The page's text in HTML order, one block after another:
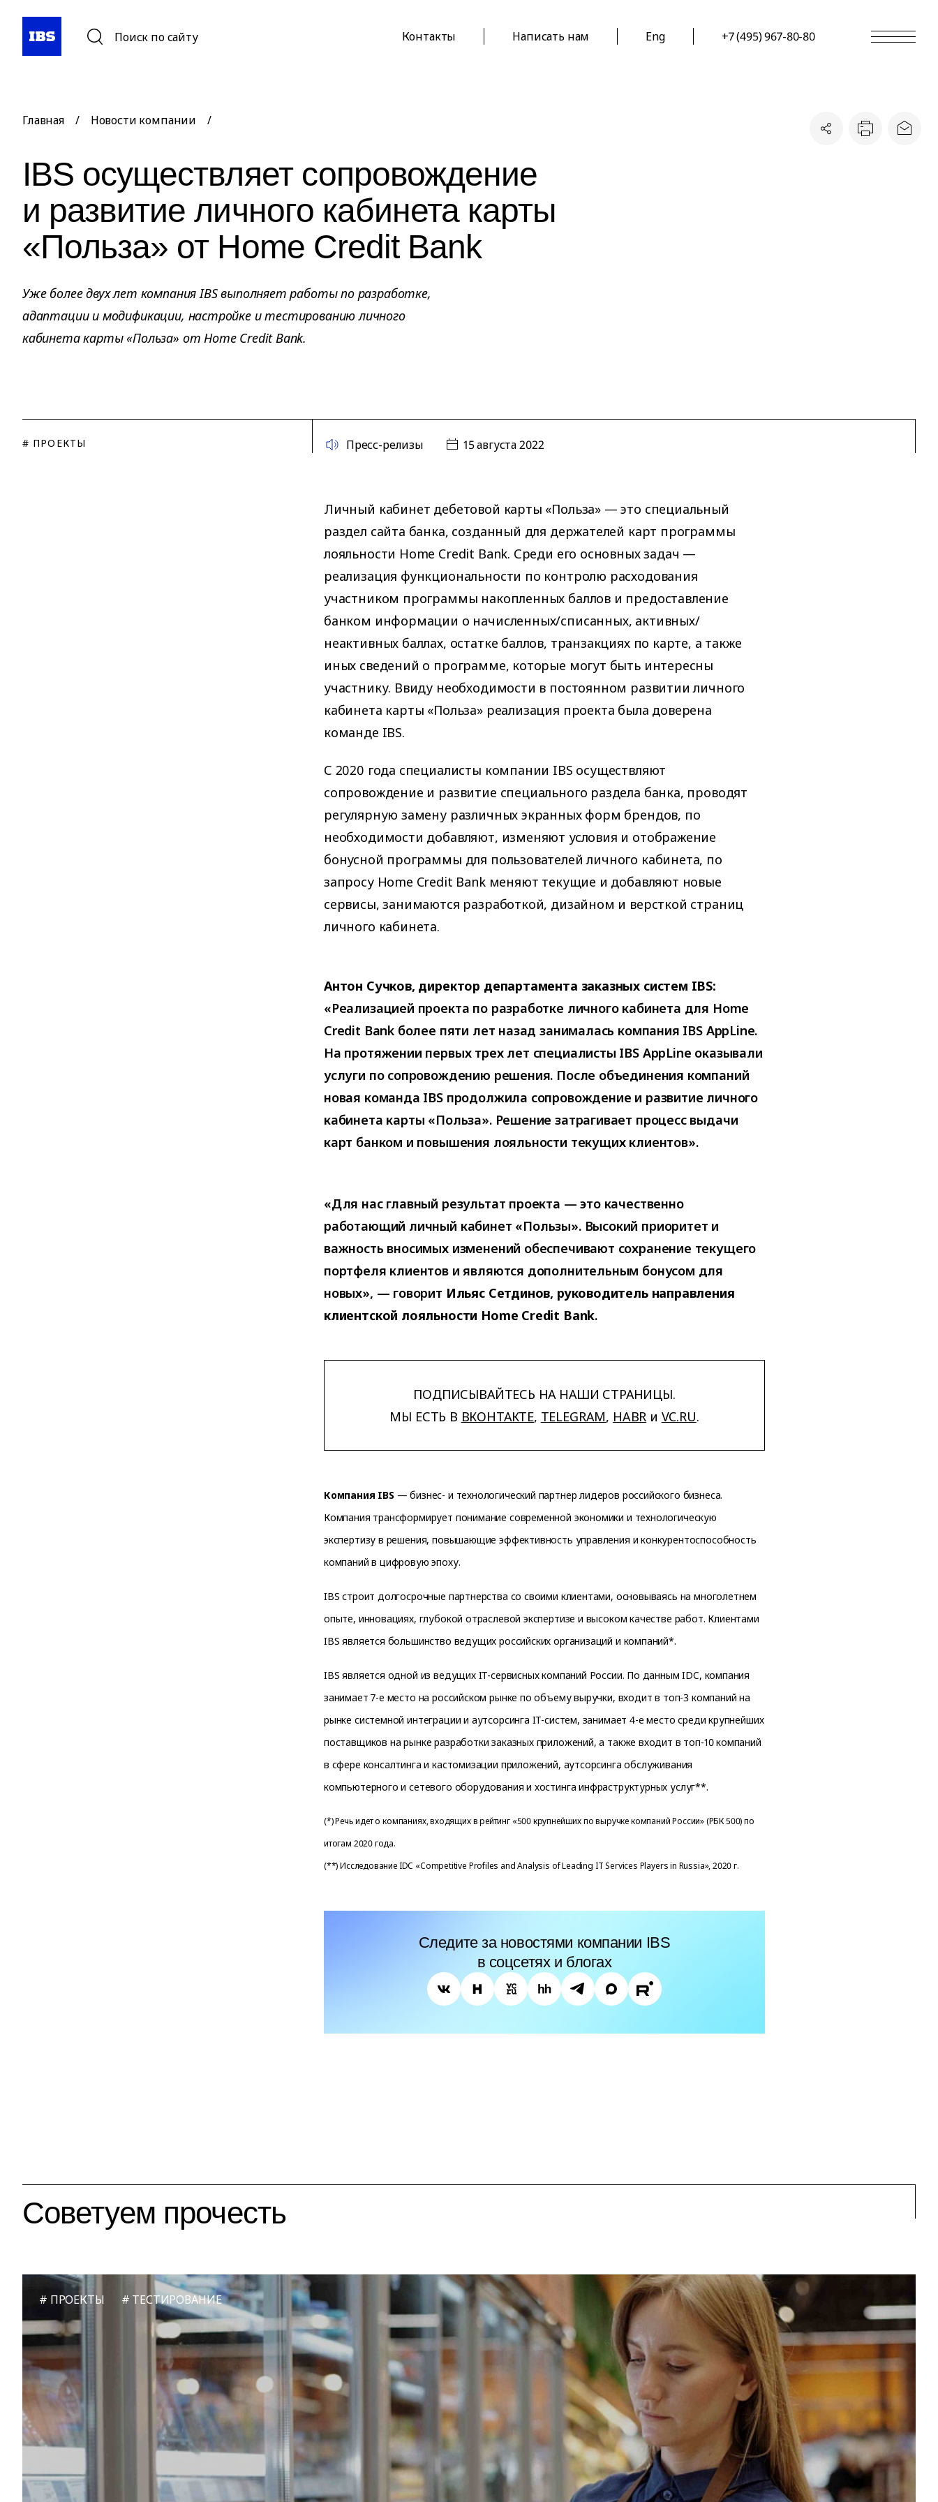
Поиск по сайту Контакты Написать нам Eng +7 (495) 967-80-80
Главная / Новости компании /
IBS осуществляет сопровождение
и развитие личного кабинета карты
«Польза» от Home Credit Bank
Уже более двух лет компания IBS выполняет работы по разработке,
адаптации и модификации, настройке и тестированию личного
кабинета карты «Польза» от Home Credit Bank.
# ПРОЕКТЫ Пресс-релизы 15 августа 2022
Личный кабинет дебетовой карты «Польза» — это специальный
раздел сайта банка, созданный для держателей карт программы
лояльности Home Credit Bank. Среди его основных задач —
реализация функциональности по контролю расходования
участником программы накопленных баллов и предоставление
банком информации о начисленных/списанных, активных/
неактивных баллах, остатке баллов, транзакциях по карте, а также
иных сведений о программе, которые могут быть интересны
участнику. Ввиду необходимости в постоянном развитии личного
кабинета карты «Польза» реализация проекта была доверена
команде IBS.
С 2020 года специалисты компании IBS осуществляют
сопровождение и развитие специального раздела банка, проводят
регулярную замену различных экранных форм брендов, по
необходимости добавляют, изменяют условия и отображение
бонусной программы для пользователей личного кабинета, по
запросу Home Credit Bank меняют текущие и добавляют новые
сервисы, занимаются разработкой, дизайном и версткой страниц
личного кабинета.
Антон Сучков, директор департамента заказных систем IBS:
«Реализацией проекта по разработке личного кабинета для Home
Credit Bank более пяти лет назад занималась компания IBS AppLine.
На протяжении первых трех лет специалисты IBS AppLine оказывали
услуги по сопровождению решения. После объединения компаний
новая команда IBS продолжила сопровождение и развитие личного
кабинета карты «Польза». Решение затрагивает процесс выдачи
карт банком и повышения лояльности текущих клиентов».
«Для нас главный результат проекта — это качественно
работающий личный кабинет «Пользы». Высокий приоритет и
важность вносимых изменений обеспечивают сохранение текущего
портфеля клиентов и являются дополнительным бонусом для
новых», — говорит Ильяс Сетдинов, руководитель направления
клиентской лояльности Home Credit Bank.
ПОДПИСЫВАЙТЕСЬ НА НАШИ СТРАНИЦЫ.
МЫ ЕСТЬ В ВКОНТАКТЕ, TELEGRAM, HABR и VC.RU.
Компания IBS— бизнес- и технологический партнер лидеров российского бизнеса.
Компания трансформирует понимание современной экономики и технологическую
экспертизу в решения, повышающие эффективность управления и конкурентоспособность
компаний в цифровую эпоху.
IBS строит долгосрочные партнерства со своими клиентами, основываясь на многолетнем
опыте, инновациях, глубокой отраслевой экспертизе и высоком качестве работ. Клиентами
IBS является большинство ведущих российских организаций и компаний*.
IBS является одной из ведущих IT-сервисных компаний России. По данным IDC, компания
занимает 7-е место на российском рынке по объему выручки, входит в топ-3 компаний на
рынке системной интеграции и аутсорсинга IT-систем, занимает 4-е место среди крупнейших
поставщиков на рынке разработки заказных приложений, а также входит в топ-10 компаний
в сфере консалтинга и кастомизации приложений, аутсорсинга обслуживания
компьютерного и сетевого оборудования и хостинга инфраструктурных услуг**.
(*) Речь идет о компаниях, входящих в рейтинг «500 крупнейших по выручке компаний России» (РБК 500) по
итогам 2020 года.
(**) Исследование IDC «Competitive Profiles and Analysis of Leading IT Services Players in Russia», 2020 г.
Следите за новостями компании IBS
в соцсетях и блогах
Советуем прочесть
ПРОЕКТЫ ТЕСТИРОВАНИЕ